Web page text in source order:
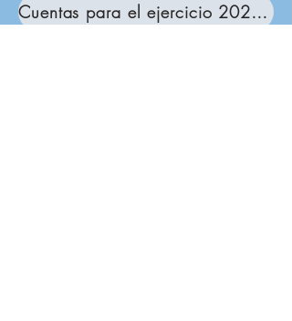
Cuentas para el ejercicio 2021-2022